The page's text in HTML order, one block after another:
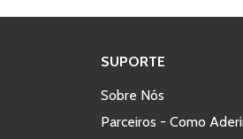
SUPORTE
Sobre Nós
Parceiros - Como